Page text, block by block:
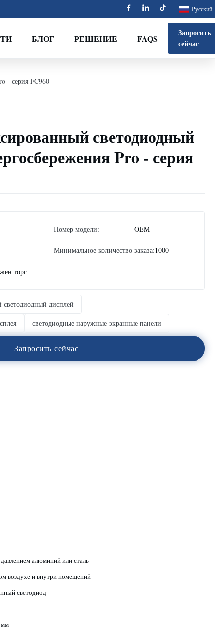
Русский
БЛОГ РЕШЕНИЕ FAQS
Запросить
сейчас
- серия FC960
светодиодный
Pro - серия
Номер модели: OEM
Минимальное количество заказа:1000
торг
дисплей
светодиодные наружные экранные панели
Запросить сейчас
алюминий или сталь
воздухе и внутри помещений
светодиод